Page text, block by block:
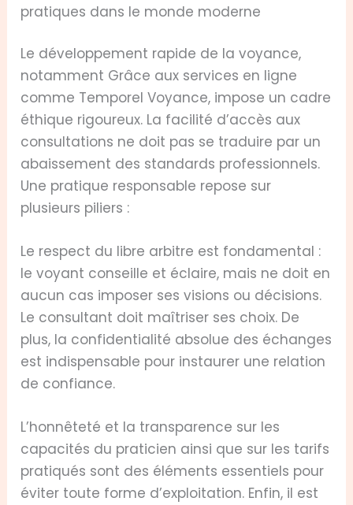
pratiques dans le monde moderne
Le développement rapide de la voyance,
notamment Grâce aux services en ligne
comme Temporel Voyance, impose un cadre
éthique rigoureux. La facilité d’accès aux
consultations ne doit pas se traduire par un
abaissement des standards professionnels.
Une pratique responsable repose sur
plusieurs piliers :
Le respect du libre arbitre est fondamental :
le voyant conseille et éclaire, mais ne doit en
aucun cas imposer ses visions ou décisions.
Le consultant doit maîtriser ses choix. De
plus, la confidentialité absolue des échanges
est indispensable pour instaurer une relation
de confiance.
L’honnêteté et la transparence sur les
capacités du praticien ainsi que sur les tarifs
pratiqués sont des éléments essentiels pour
éviter toute forme d’exploitation. Enfin, il est